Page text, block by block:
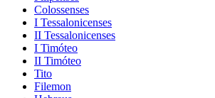
Colossenses
I Tessalonicenses
II Tessalonicenses
I Timóteo
II Timóteo
Tito
Filemon